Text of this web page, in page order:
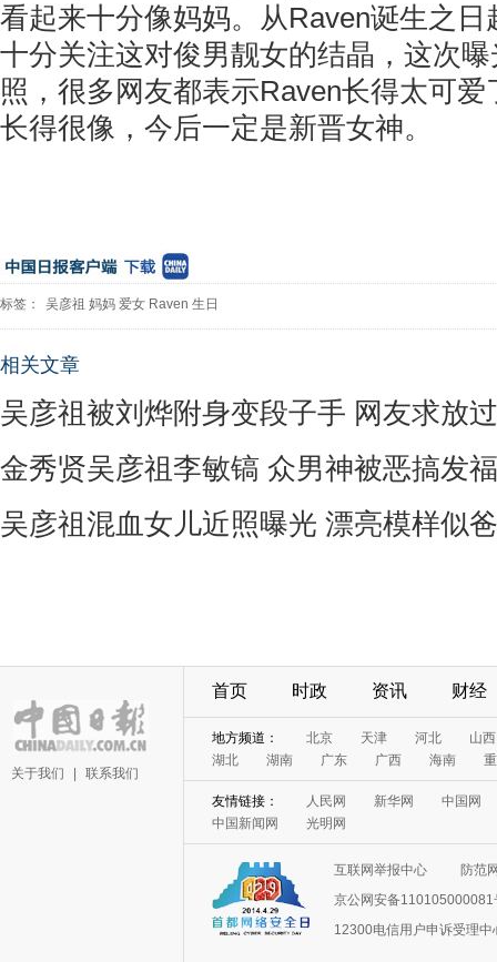
看起来十分像妈妈。从Raven诞生之
十分关注这对俊男靓女的结晶，这次
照，很多网友都表示Raven长得太可
长得很像，今后一定是新晋女神。
标签： 吴彦祖 妈妈 爱女 Raven 生日
相关文章
吴彦祖被刘烨附身变段子手 网友求放过
金秀贤吴彦祖李敏镐 众男神被恶搞发
吴彦祖混血女儿近照曝光 漂亮模样似
关于我们 联系我们
首页 时政 资讯 财经
地方频道： 北京 天津 河北
山西
湖北
湖南 广东 广西 海南
友情链接： 人民网 新华网
中国网
中国新闻网
光明网
互联网举报中心
防范
京公网安备110105000081
12300电信用户申诉受理中